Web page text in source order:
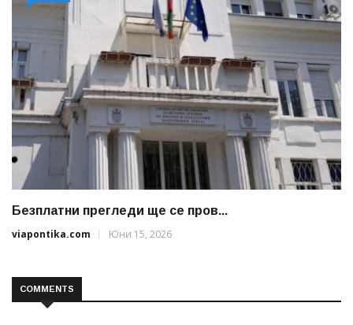
Безплатни прегледи ще се пров...
viapontika.com
Юни 15, 2026
COMMENTS